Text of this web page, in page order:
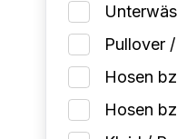
Pullover
Hosen
Hosen